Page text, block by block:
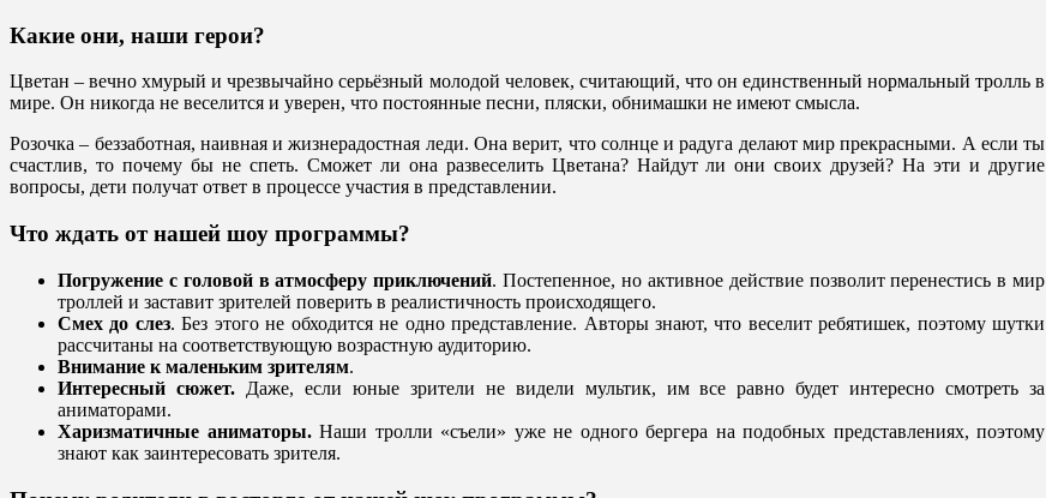
Какие они, наши герои?
Цветан – вечно хмурый и чрезвычайно серьёзный молодой человек, считающий, что он единственный нормальный тролль в
мире. Он никогда не веселится и уверен, что постоянные песни, пляски, обнимашки не имеют смысла.
Розочка – беззаботная, наивная и жизнерадостная леди. Она верит, что солнце и радуга делают мир прекрасными. А если ты
счастлив, то почему бы не спеть. Сможет ли она развеселить Цветана? Найдут ли они своих друзей? На эти и другие
вопросы, дети получат ответ в процессе участия в представлении.
Что ждать от нашей шоу программы?
Погружение с головой в атмосферу приключений. Постепенное, но активное действие позволит перенестись в мир
троллей и заставит зрителей поверить в реалистичность происходящего.
Смех до слез. Без этого не обходится не одно представление. Авторы знают, что веселит ребятишек, поэтому шутки
рассчитаны на соответствующую возрастную аудиторию.
Внимание к маленьким зрителям.
Интересный сюжет.Даже, если юные зрители не видели мультик, им все равно будет интересно смотреть за
аниматорами.
Харизматичные аниматоры.Наши тролли «съели» уже не одного бергера на подобных представлениях, поэтому
знают как заинтересовать зрителя.